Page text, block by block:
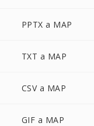
PPTX a MAP
TXT a MAP
CSV a MAP
GIF a MAP